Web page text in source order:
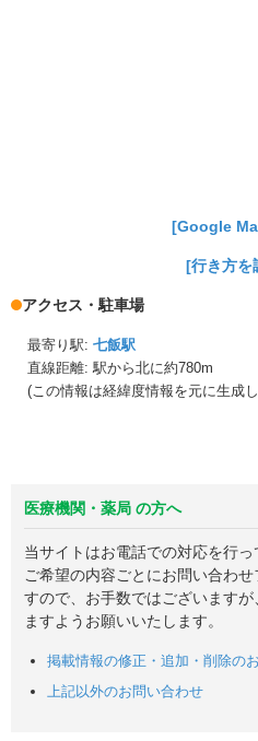
[Google
[行き方を
アクセス・駐車場
最寄り駅: 七飯駅
直線距離: 駅から北に約780m
(この情報は経緯度情報を元に生成
医療機関・薬局 の方へ
当サイトはお電話での対応を行っ
ご希望の内容ごとにお問い合わ
すので、お手数ではございます
ますようお願いいたします。
掲載情報の修正・追加・削除の
上記以外のお問い合わせ